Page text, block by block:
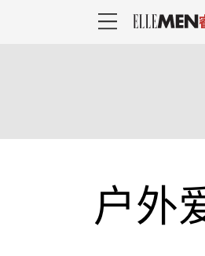
户外